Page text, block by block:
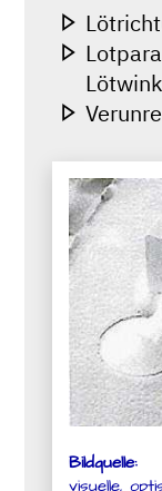
Bildquelle:
visuelle,